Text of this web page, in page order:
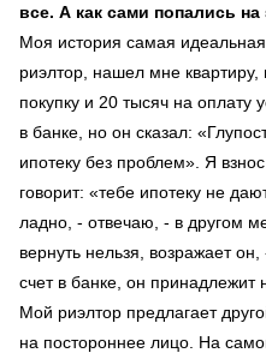
все. А как сами попались на
Моя история самая
риэлтор, нашел мне квартиру,
покупку и 20 тысяч на оплату
в банке, но он сказал:
ипотеку без проблем». Я
говорит: «тебе ипотеку не
ладно, - отвечаю, - в другом
вернуть нельзя, возражает
счет в банке, он принадлежит
Мой риэлтор предлагает
на постороннее лицо. На